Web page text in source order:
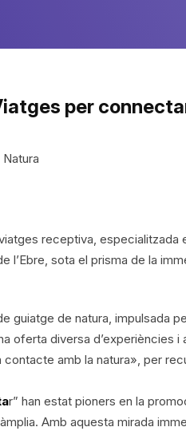
per
receptiva, especialitzada
l’Ebre, sota el prisma de la
guiatge de natura, impulsada
oferta diversa d’experiències
amb la natura», per
r” han estat pioners en la
Amb aquesta mirada